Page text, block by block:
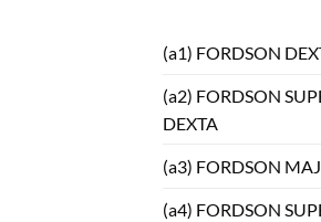
(a1) FORDSON
(a2) FORDSON
DEXTA
(a3) FORDSON
(a4) FORDSON